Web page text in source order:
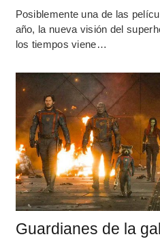
Posiblemente una de las
año, la nueva visión del
los tiempos viene…
Guardianes de la